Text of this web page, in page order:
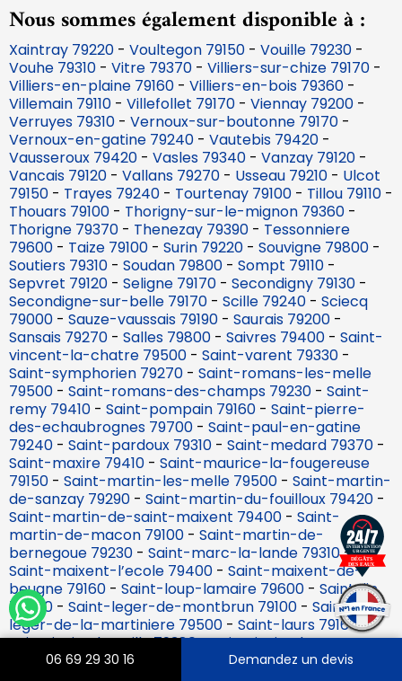
06 69 29 30 16 Demandez un devis
Nous sommes également disponible à :
Xaintray 79220 - Voultegon 79150 - Vouille 79230 -
Vouhe 79310 - Vitre 79370 - Villiers-sur-chize 79170 -
Villiers-en-plaine 79160 - Villiers-en-bois 79360 -
Villemain 79110 - Villefollet 79170 - Viennay 79200 -
Verruyes 79310 - Vernoux-sur-boutonne 79170 -
Vernoux-en-gatine 79240 - Vautebis 79420 -
Vausseroux 79420 - Vasles 79340 - Vanzay 79120 -
Vancais 79120 - Vallans 79270 - Usseau 79210 - Ulcot
79150 - Trayes 79240 - Tourtenay 79100 - Tillou 79110 -
Thouars 79100 - Thorigny-sur-le-mignon 79360 -
Thorigne 79370 - Thenezay 79390 - Tessonniere
79600 - Taize 79100 - Surin 79220 - Souvigne 79800 -
Soutiers 79310 - Soudan 79800 - Sompt 79110 -
Sepvret 79120 - Seligne 79170 - Secondigny 79130 -
Secondigne-sur-belle 79170 - Scille 79240 - Sciecq
79000 - Sauze-vaussais 79190 - Saurais 79200 -
Sansais 79270 - Salles 79800 - Saivres 79400 - Saint-
vincent-la-chatre 79500 - Saint-varent 79330 -
Saint-symphorien 79270 - Saint-romans-les-melle
79500 - Saint-romans-des-champs 79230 - Saint-
remy 79410 - Saint-pompain 79160 - Saint-pierre-
des-echaubrognes 79700 - Saint-paul-en-gatine
79240 - Saint-pardoux 79310 - Saint-medard 79370 -
Saint-maxire 79410 - Saint-maurice-la-fougereuse
79150 - Saint-martin-les-melle 79500 - Saint-martin-
de-sanzay 79290 - Saint-martin-du-fouilloux 79420 -
Saint-martin-de-saint-maixent 79400 - Saint-
martin-de-macon 79100 - Saint-martin-de-
bernegoue 79230 - Saint-marc-la-lande 79310-
Saint-maixent-l’ecole 79400 - Saint-maixent-de-
beugne 79160 - Saint-loup-lamaire 79600 - Saint-lin
79420 - Saint-leger-de-montbrun 79100 - Saint-
leger-de-la-martiniere 79500 - Saint-laurs 79160-
Saint-jouin-de-milly 79380-Saint-jouin-de-marnes
79600-Saint-jean-de-thouars 79100-Saint-jacques-